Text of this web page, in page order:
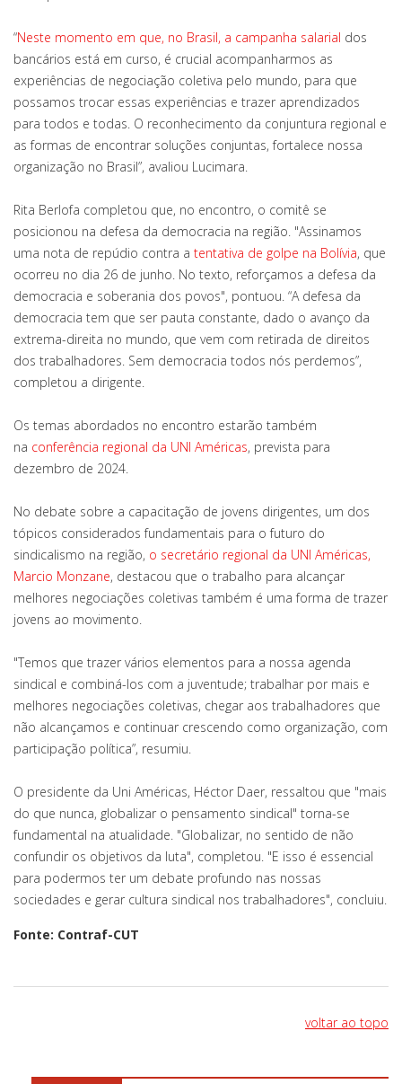
“Neste momento em que, no Brasil, a campanha salarial dos
bancários está em curso, é crucial acompanharmos as
experiências de negociação coletiva pelo mundo, para que
possamos trocar essas experiências e trazer aprendizados
para todos e todas. O reconhecimento da conjuntura regional e
as formas de encontrar soluções conjuntas, fortalece nossa
organização no Brasil”, avaliou Lucimara.
Rita Berlofa completou que, no encontro, o comitê se
posicionou na defesa da democracia na região. "Assinamos
uma nota de repúdio contra a tentativa de golpe na Bolívia, que
ocorreu no dia 26 de junho. No texto, reforçamos a defesa da
democracia e soberania dos povos", pontuou. “A defesa da
democracia tem que ser pauta constante, dado o avanço da
extrema-direita no mundo, que vem com retirada de direitos
dos trabalhadores. Sem democracia todos nós perdemos”,
completou a dirigente.
Os temas abordados no encontro estarão também
na conferência regional da UNI Américas, prevista para
dezembro de 2024.
No debate sobre a capacitação de jovens dirigentes, um dos
tópicos considerados fundamentais para o futuro do
sindicalismo na região, o secretário regional da UNI Américas,
Marcio Monzane, destacou que o trabalho para alcançar
melhores negociações coletivas também é uma forma de trazer
jovens ao movimento.
"Temos que trazer vários elementos para a nossa agenda
sindical e combiná-los com a juventude; trabalhar por mais e
melhores negociações coletivas, chegar aos trabalhadores que
não alcançamos e continuar crescendo como organização, com
participação política”, resumiu.
O presidente da Uni Américas, Héctor Daer, ressaltou que "mais
do que nunca, globalizar o pensamento sindical" torna-se
fundamental na atualidade. "Globalizar, no sentido de não
confundir os objetivos da luta", completou. "E isso é essencial
para podermos ter um debate profundo nas nossas
sociedades e gerar cultura sindical nos trabalhadores", concluiu.
Fonte: Contraf-CUT
voltar ao topo